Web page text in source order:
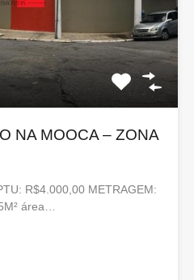
NA MOOCA – ZONA
R$4.000,00 METRAGEM:
área…